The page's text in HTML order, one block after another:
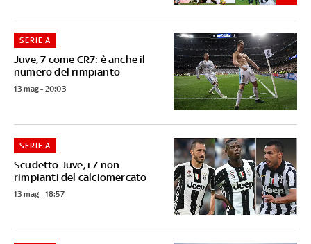
Juve, 7 come CR7: è anche il
numero del rimpianto
SERIE A
13 mag - 20:03
Scudetto Juve, i 7 non
rimpianti del calciomercato
SERIE A
13 mag - 18:57